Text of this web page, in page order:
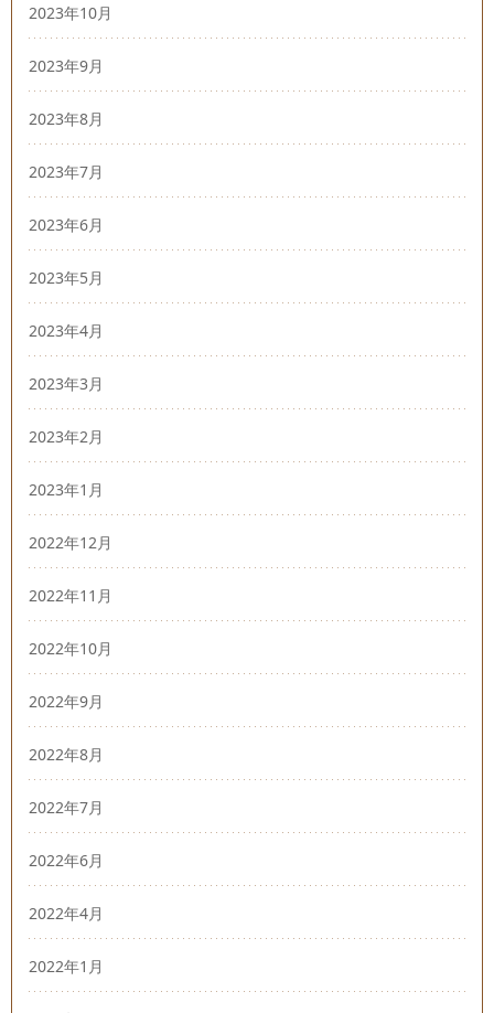
2023年10月
2023年9月
2023年8月
2023年7月
2023年6月
2023年5月
2023年4月
2023年3月
2023年2月
2023年1月
2022年12月
2022年11月
2022年10月
2022年9月
2022年8月
2022年7月
2022年6月
2022年4月
2022年1月